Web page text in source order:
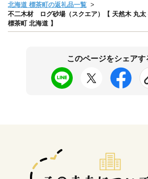
北海道 標茶町の返礼品一覧
不二木材 ログ砂場（スクエア）【 天然木 丸太
標茶町 北海道 】
このページをシェアす